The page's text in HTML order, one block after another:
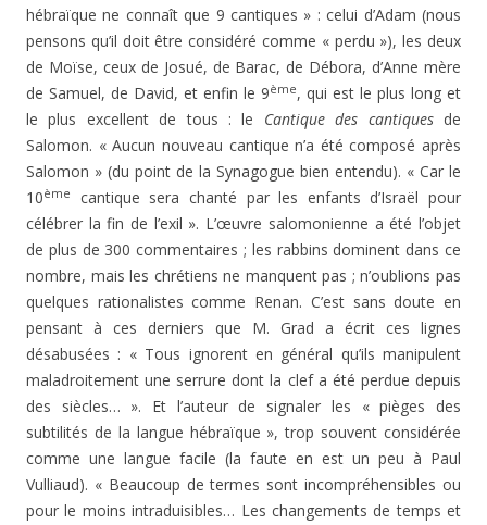
hébraïque ne connaît que 9 cantiques » : celui d’Adam (nous
pensons qu’il doit être considéré comme « perdu »), les deux
de Moïse, ceux de Josué, de Barac, de Débora, d’Anne mère
de Samuel, de David, et enfin le 9ème, qui est le plus long et
le plus excellent de tous : le Cantique des cantiquesde
Salomon. « Aucun nouveau cantique n’a été composé après
Salomon » (du point de la Synagogue bien entendu). « Car le
10ème
cantique sera chanté par les enfants d’Israël pour
célébrer la fin de l’exil ». L’œuvre salomonienne a été l’objet
de plus de 300 commentaires ; les rabbins dominent dans ce
nombre, mais les chrétiens ne manquent pas ; n’oublions pas
quelques rationalistes comme Renan. C’est sans doute en
pensant à ces derniers que M. Grad a écrit ces lignes
désabusées : « Tous ignorent en général qu’ils manipulent
maladroitement une serrure dont la clef a été perdue depuis
des siècles… ». Et l’auteur de signaler les « pièges des
subtilités de la langue hébraïque », trop souvent considérée
comme une langue facile (la faute en est un peu à Paul
Vulliaud). « Beaucoup de termes sont incompréhensibles ou
pour le moins intraduisibles… Les changements de temps et